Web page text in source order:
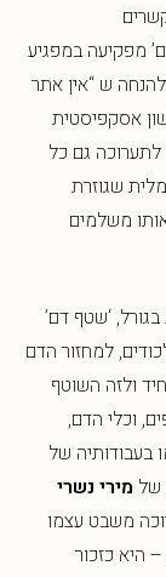
מפקיעה במפגיע
ש “אין אתר
אסקפיסטית
לתערוכה גם כל
שגוזרת
משלמים
‘שטף דם’
למחזור הדם
ולזה השוטף
וכלי הדם,
בעבודותיה של
של מירי נשרי
משבט עצמו
היא כזכור